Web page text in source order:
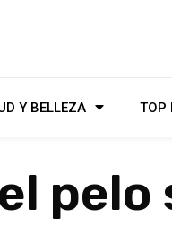
Y BELLEZA TOP
pelo